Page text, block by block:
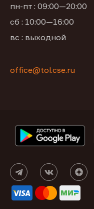
пн-пт : 09:00—20:00
сб : 10:00—16:00
вс : выходной
office@tol.cse.ru